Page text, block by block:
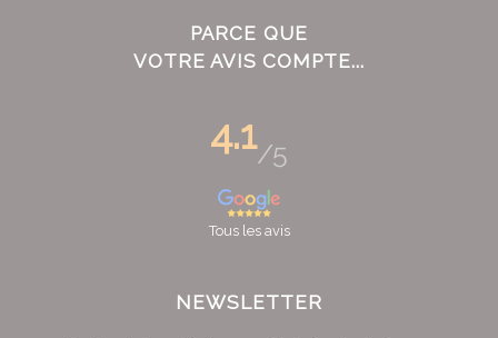
PARCE QUE
VOTRE AVIS COMPTE...
4.1/5
Tous les avis
NEWSLETTER